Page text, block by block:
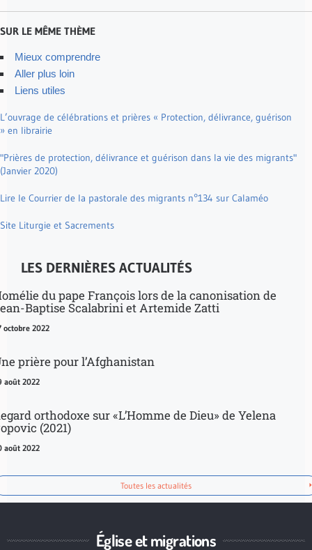
SUR LE MÊME THÈME
Mieux comprendre
Aller plus loin
Liens utiles
L’ouvrage de célébrations et prières « Protection, délivrance, guérison
» en librairie
"Prières de protection, délivrance et guérison dans la vie des migrants"
(Janvier 2020)
Lire le Courrier de la pastorale des migrants n°134 sur Calaméo
Site Liturgie et Sacrements
LES DERNIÈRES ACTUALITÉS
du pape François lors de la canonisation de
Baptise Scalabrini et Artemide Zatti
octobre 2022
prière pour l’Afghanistan
août 2022
orthodoxe sur «L’Homme de Dieu» de Yelena
(2021)
août 2022
Toutes les actualités
Église et migrations